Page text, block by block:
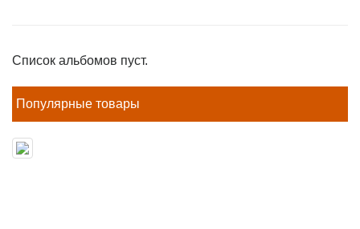
Список альбомов пуст.
Популярные товары